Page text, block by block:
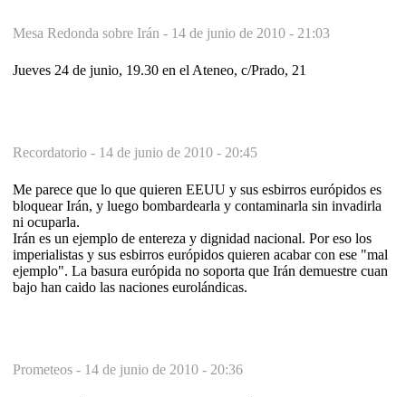
Mesa Redonda sobre Irán - 14 de junio de 2010 - 21:03
Jueves 24 de junio, 19.30 en el Ateneo, c/Prado, 21
Recordatorio - 14 de junio de 2010 - 20:45
Me parece que lo que quieren EEUU y sus esbirros európidos es
bloquear Irán, y luego bombardearla y contaminarla sin invadirla
ni ocuparla.
Irán es un ejemplo de entereza y dignidad nacional. Por eso los
imperialistas y sus esbirros európidos quieren acabar con ese "mal
ejemplo". La basura európida no soporta que Irán demuestre cuan
bajo han caido las naciones eurolándicas.
Prometeos - 14 de junio de 2010 - 20:36